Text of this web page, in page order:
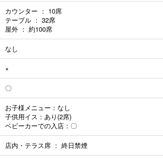
カウンター ： 10席
テーブル ： 32席
屋外 ： 約100席
なし
×
〇
お子様メニュー：なし
子供用イス：あり(2席)
ベビーカーでの入店：〇
店内・テラス席 ： 終日禁煙